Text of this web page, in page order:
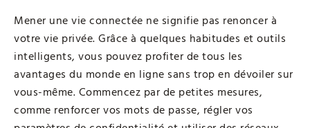
Mener une vie connectée ne signifie pas renoncer à
votre vie privée. Grâce à quelques habitudes et outils
intelligents, vous pouvez profiter de tous les
avantages du monde en ligne sans trop en dévoiler sur
vous-même. Commencez par de petites mesures,
comme renforcer vos mots de passe, régler vos